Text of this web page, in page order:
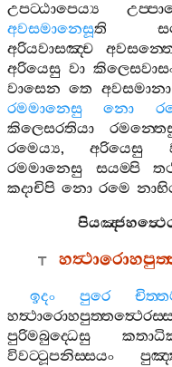
උපට‍්ඨාපෙය්‍ය
අවසමානෙසූති
අරියවාසඤ‍්ච
අරියෙසු වා
වාසෙන තෙ අවසමානා
රමමානෙසු
නො
කිලෙසරතියා
රමෙය්‍ය,අරියෙසු
රමමානෙසු
සයම‍්පි
කදාචිපි නො රමෙ
ඉදං පුරෙ
පුරිමබුද‍්ධෙසු
විවට‍්ටූපනිස‍්සයං